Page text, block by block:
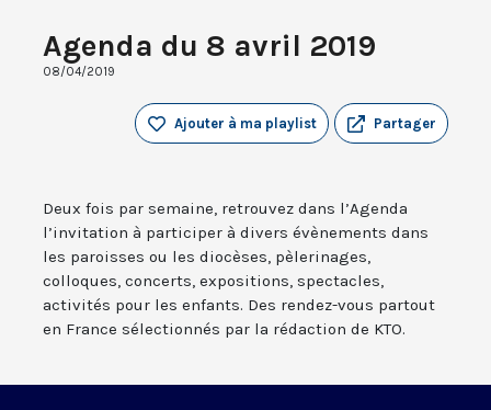
Agenda du 8 avril 2019
08/04/2019
Partager
Ajouter à ma playlist
Deux fois par semaine, retrouvez dans l’Agenda
l’invitation à participer à divers évènements dans
les paroisses ou les diocèses, pèlerinages,
colloques, concerts, expositions, spectacles,
activités pour les enfants. Des rendez-vous partout
en France sélectionnés par la rédaction de KTO.